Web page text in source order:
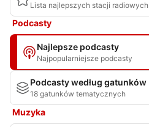
Lista najlepszych stacji radiowych
Podcasty
Najlepsze podcasty
Najpopularniejsze podcasty
Podcasty według gatunków
18 gatunków tematycznych
Muzyka